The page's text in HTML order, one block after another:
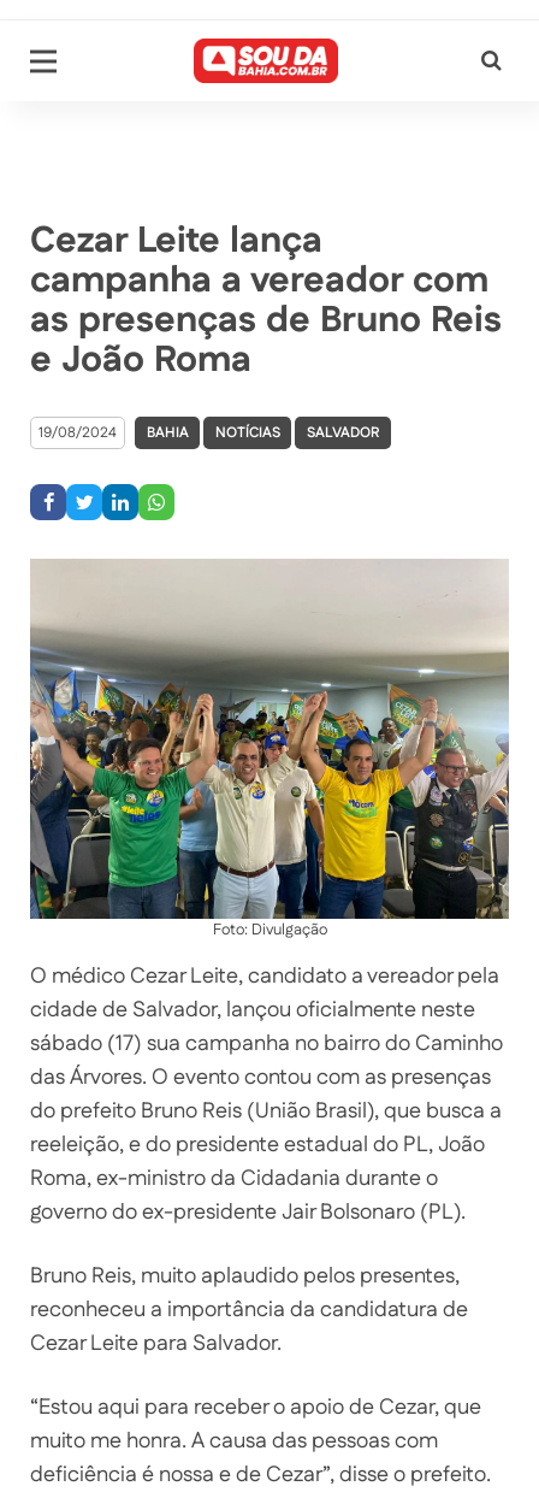
Cezar Leite lança
campanha a vereador com
as presenças de Bruno Reis
e João Roma
19/08/2024 BAHIA NOTÍCIAS SALVADOR
Foto: Divulgação
O médico Cezar Leite, candidato a vereador pela
cidade de Salvador, lançou oficialmente neste
sábado (17) sua campanha no bairro do Caminho
das Árvores. O evento contou com as presenças
do prefeito Bruno Reis (União Brasil), que busca a
reeleição, e do presidente estadual do PL, João
Roma, ex-ministro da Cidadania durante o
governo do ex-presidente Jair Bolsonaro (PL).
Bruno Reis, muito aplaudido pelos presentes,
reconheceu a importância da candidatura de
Cezar Leite para Salvador.
“Estou aqui para receber o apoio de Cezar, que
muito me honra. A causa das pessoas com
deficiência é nossa e de Cezar”, disse o prefeito.